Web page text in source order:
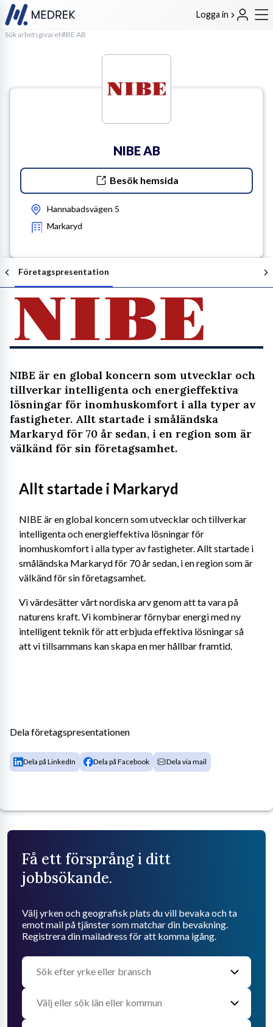
Logga in
Sök arbetsgivareNIBE AB
NIBE AB
Besök hemsida
Hannabadsvägen 5
Markaryd
Företagspresentation
NIBE är en global koncern som utvecklar och
tillverkar intelligenta och energieffektiva
lösningar för inomhuskomfort i alla typer av
fastigheter. Allt startade i småländska
Markaryd för 70 år sedan, i en region som är
välkänd för sin företagsamhet.
Allt startade i Markaryd
NIBE är en global koncern som utvecklar och tillverkar
intelligenta och energieffektiva lösningar för
inomhuskomfort i alla typer av fastigheter. Allt startade i
småländska Markaryd för 70 år sedan, i en region som är
välkänd för sin företagsamhet.
Vi värdesätter vårt nordiska arv genom att ta vara på
naturens kraft. Vi kombinerar förnybar energi med ny
intelligent teknik för att erbjuda effektiva lösningar så
att vi tillsammans kan skapa en mer hållbar framtid.
Dela företagspresentationen
Dela på LinkedIn Dela på Facebook Dela via mail
Få ett försprång i ditt
jobbsökande.
Välj yrken och geografisk plats du vill bevaka och ta
emot mail på tjänster som matchar din bevakning.
Registrera din mailadress för att komma igång.